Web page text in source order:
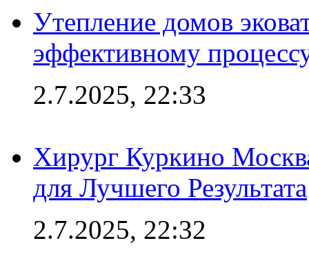
Утепление домов
эффективному
2.7.2025, 22:33
Хирург Куркино
для Лучшего Результата
2.7.2025, 22:32